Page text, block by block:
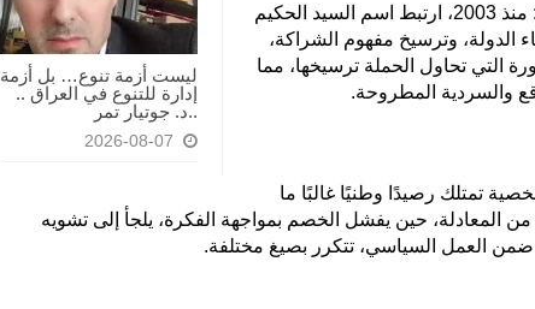
ليست أزمة تنوع… بل أزمة
إدارة للتنوع في العراق ..
..د. جوتيار تمر
2026-08-07
3. مراجعة المسار التاريخي: منذ 2003، ارتبط اسم السيد الحكيم
الدولة، وترسيخ مفهوم الشراكة،
التي تحاول الحملة ترسيخها، مما
والسردية المطروحة.
تمتلك رصيدًا وطنيًا غالبًا ما
من المعادلة، حين يفشل الخصم بمواجهة الفكرة، يلجأ إلى تشويه
العمل السياسي، تتكرر بصيغ مختلفة.